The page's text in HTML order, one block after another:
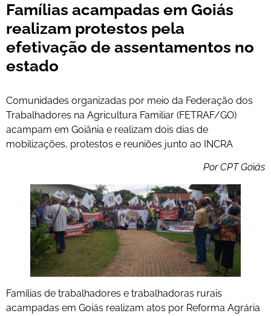
Famílias acampadas em Goiás
realizam protestos pela
efetivação de assentamentos no
estado
Comunidades organizadas por meio da Federação dos
Trabalhadores na Agricultura Familiar (FETRAF/GO)
acampam em Goiânia e realizam dois dias de
mobilizações, protestos e reuniões junto ao INCRA
Por CPT Goiás
Famílias de trabalhadores e trabalhadoras rurais
acampadas em Goiás realizam atos por Reforma Agrária